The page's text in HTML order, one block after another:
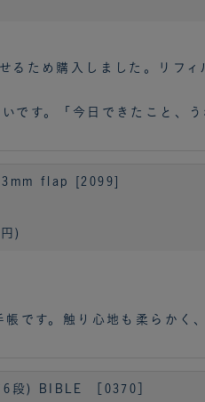
るため購入しました。リフ
です。「今日できたこと、
flap [2099]
)
です。触り心地も柔らか
6段) BIBLE ［0370］